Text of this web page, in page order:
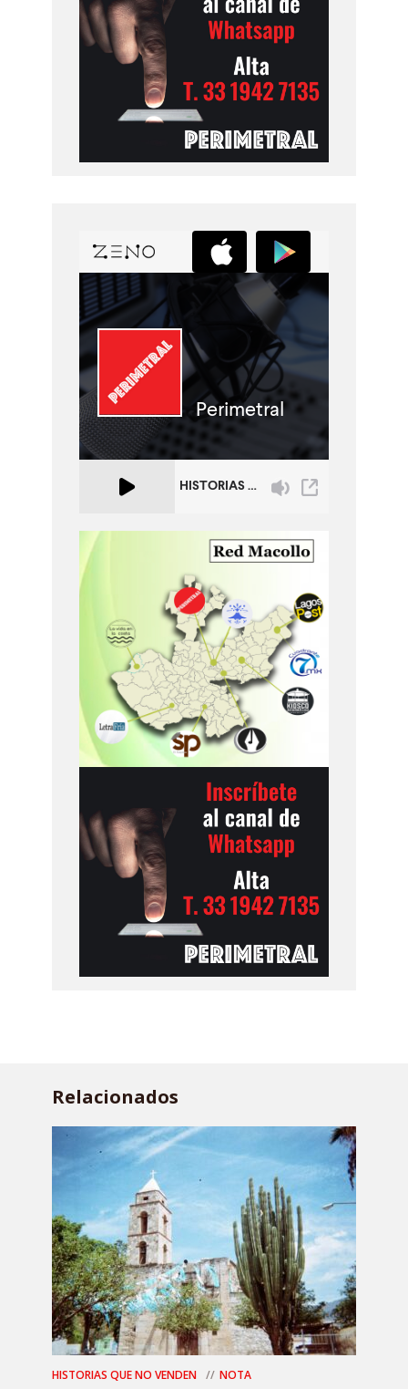
Relacionados
HISTORIAS QUE NO VENDEN NOTA